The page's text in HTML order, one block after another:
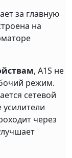
за главную
на
, A1S не
режим.
сетевой
через